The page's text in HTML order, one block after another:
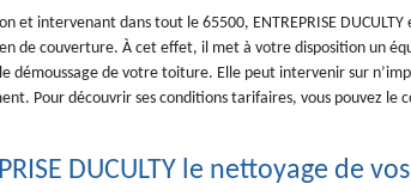
et intervenant dans tout le 65500, ENTREPRISE
de couverture. À cet effet, il met à votre disposition un
démoussage de votre toiture. Elle peut intervenir sur
Pour découvrir ses conditions tarifaires, vous pouvez le
DUCULTY le nettoyage de